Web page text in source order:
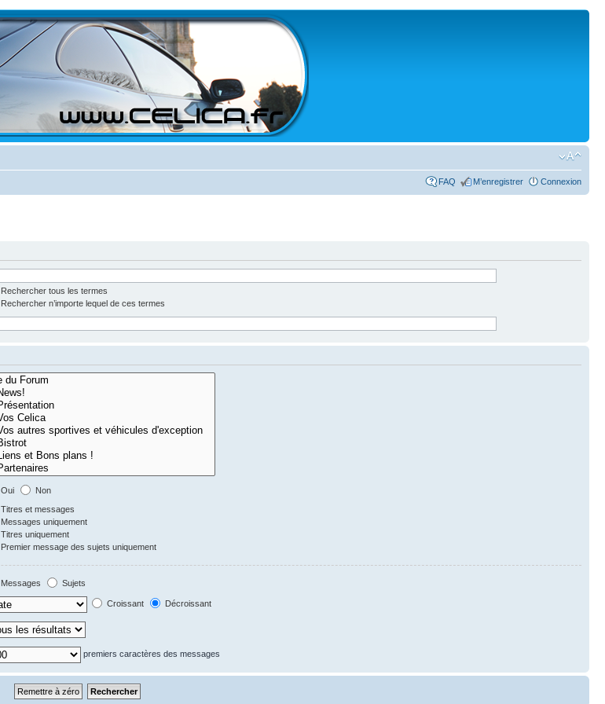
FAQ M’enregistrer Connexion
Rechercher tous les termes
Rechercher n’importe lequel de ces termes
Oui
Non
Titres et messages
Messages uniquement
Titres uniquement
Premier message des sujets uniquement
Messages
Sujets
Croissant Décroissant
premiers caractères des messages